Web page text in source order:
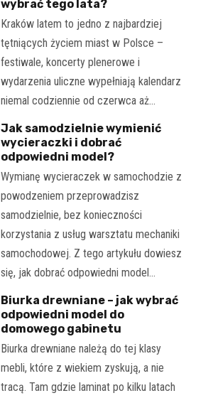
wybrać tego lata?
Kraków latem to jedno z najbardziej
tętniących życiem miast w Polsce –
festiwale, koncerty plenerowe i
wydarzenia uliczne wypełniają kalendarz
niemal codziennie od czerwca aż…
Jak samodzielnie wymienić
wycieraczki i dobrać
odpowiedni model?
Wymianę wycieraczek w samochodzie z
powodzeniem przeprowadzisz
samodzielnie, bez konieczności
korzystania z usług warsztatu mechaniki
samochodowej. Z tego artykułu dowiesz
się, jak dobrać odpowiedni model…
Biurka drewniane – jak wybrać
odpowiedni model do
domowego gabinetu
Biurka drewniane należą do tej klasy
mebli, które z wiekiem zyskują, a nie
tracą. Tam gdzie laminat po kilku latach